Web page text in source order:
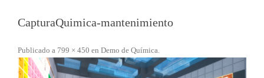
CapturaQuimica-mantenimiento
Publicado a 799 × 450 en Demo de Química